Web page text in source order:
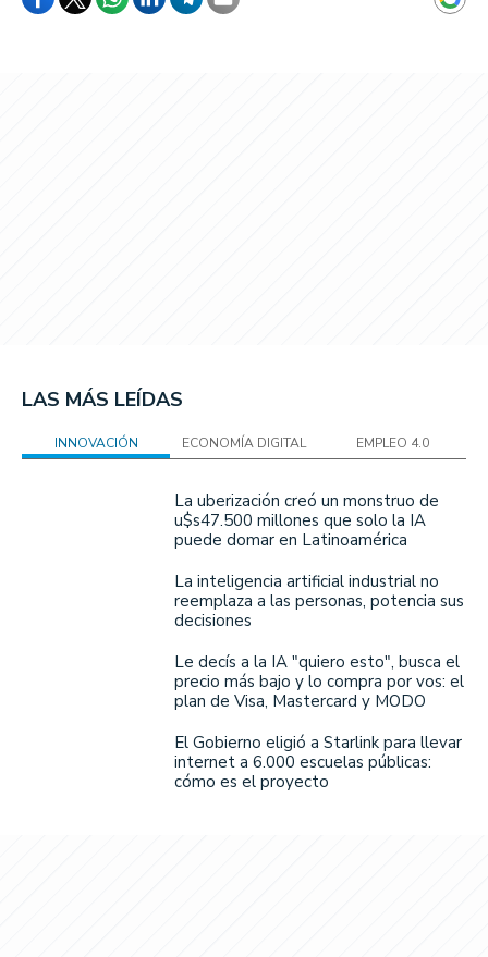
LAS MÁS LEÍDAS
INNOVACIÓN ECONOMÍA DIGITAL EMPLEO 4.0
La uberización creó un monstruo de
u$s47.500 millones que solo la IA
puede domar en Latinoamérica
La inteligencia artificial industrial no
reemplaza a las personas, potencia sus
decisiones
Le decís a la IA "quiero esto", busca el
precio más bajo y lo compra por vos: el
plan de Visa, Mastercard y MODO
El Gobierno eligió a Starlink para llevar
internet a 6.000 escuelas públicas:
cómo es el proyecto